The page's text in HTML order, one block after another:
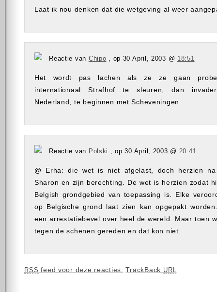
Laat ik nou denken dat die wetgeving al weer
Reactie van Chipo , op 30 April, 2003 @ 18:51
Het wordt pas lachen als ze ze gaan
internationaal Strafhof te sleuren, dan
Nederland, te beginnen met Scheveningen.
Reactie van Polski , op 30 April, 2003 @ 20:41
@ Erha: die wet is niet afgelast, doch herzien
Sharon en zijn berechting. De wet is herzien zodat
Belgish grondgebied van toepassing is. Elke
op Belgische grond laat zien kan opgepakt
een arrestatiebevel over heel de wereld. Maar toen
tegen de schenen gereden en dat kon niet.
RSS feed voor deze reacties. TrackBack URL